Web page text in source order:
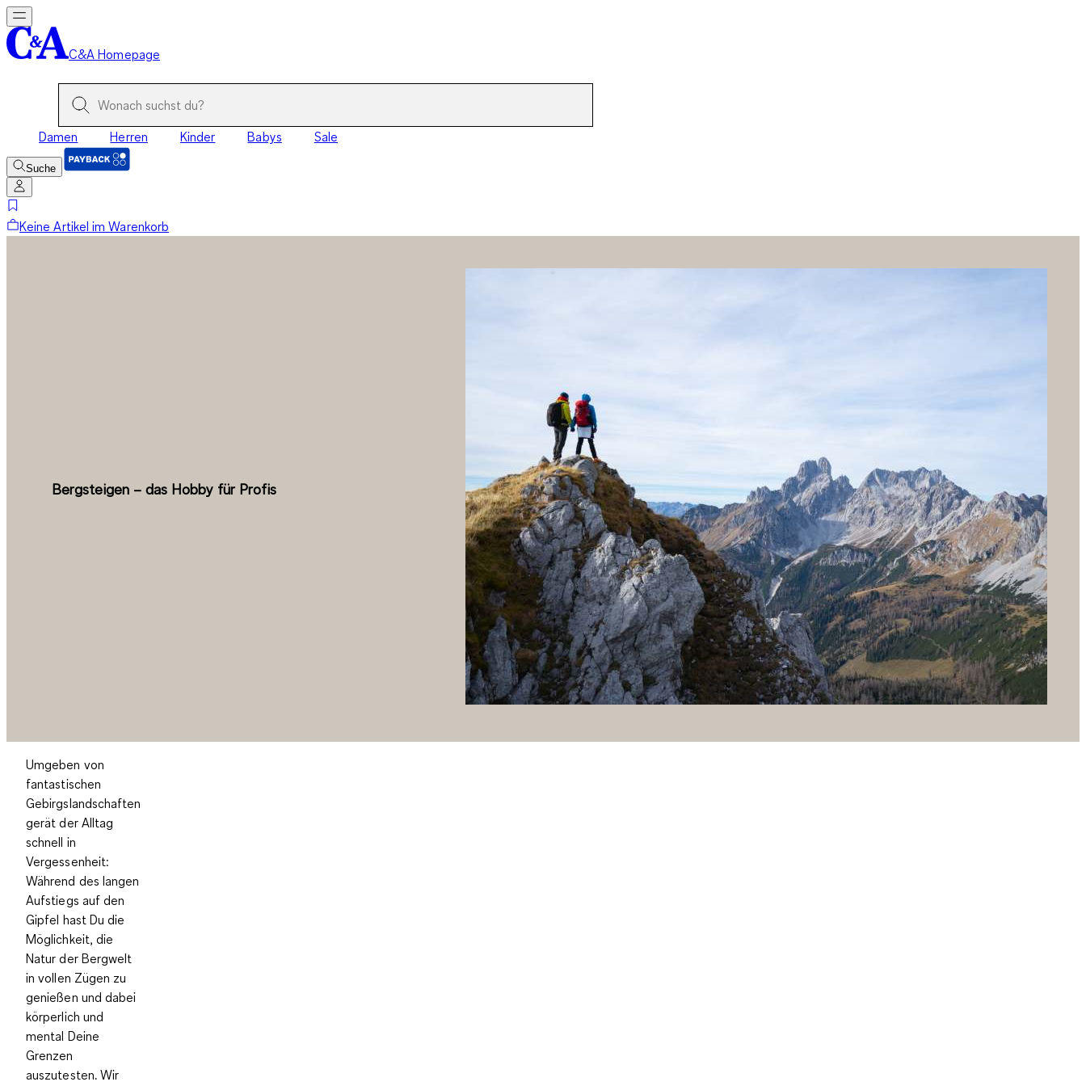
C&A Homepage
Damen Herren Kinder Babys Sale
Suche
Keine Artikel im Warenkorb
Bergsteigen – das Hobby für Profis
Umgeben von
fantastischen
Gebirgslandschaften
gerät der Alltag
schnell in
Vergessenheit:
Während des langen
Aufstiegs auf den
Gipfel hast Du die
Möglichkeit, die
Natur der Bergwelt
in vollen Zügen zu
genießen und dabei
körperlich und
mental Deine
Grenzen
auszutesten. Wir